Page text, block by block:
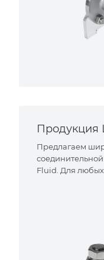
Продукция
Предлагаем
Fluid. Для любых